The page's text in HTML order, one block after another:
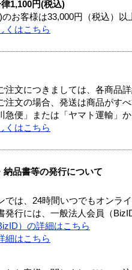
1,100円(税込)
お客様は33,000円（税込）以
くはこちら
注文につきましては、各商品
注文の場合、発送は商品がす
便」または「ヤマト運輸」
くはこちら
納品書等の発行について
では、24時間いつでもオンラ
行には、一般法人会員（
）の詳細はこちら
細はこちら